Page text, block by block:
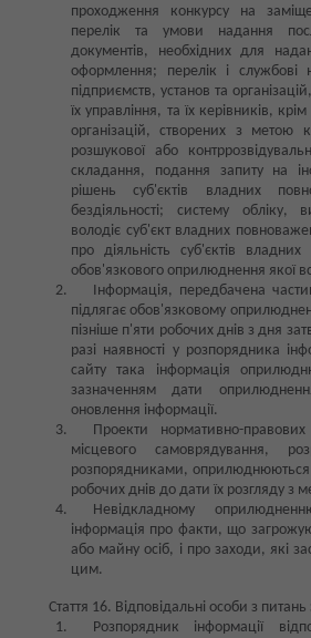
проходження конкурсу на
перелік та умови надання
документів, необхідних для
оформлення; перелік і службові
підприємств, установ та
їх управління, та їх керівників,
організацій, створених з метою
розшукової або
складання, подання запиту на
рішень суб'єктів владних
бездіяльності; систему обліку,
володіє суб'єкт владних
про діяльність суб'єктів
обов'язкового оприлюднення якої
Інформація, передбачена
підлягає обов'язковому
пізніше п'яти робочих днів з дня
разі наявності у розпорядника
сайту така інформація
зазначенням дати
оновлення інформації.
Проекти нормативно-
місцевого самоврядування,
розпорядниками, оприлюднюються
робочих днів до дати їх розгляду з
Невідкладному
інформація про факти, що
або майну осіб, і про заходи, які
цим.
Стаття 16. Відповідальні особи з
Розпорядник інформації